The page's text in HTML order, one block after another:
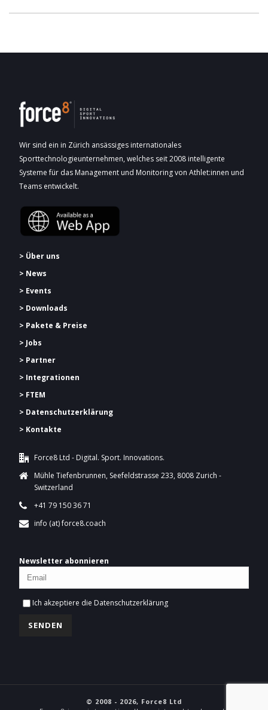
Wir sind ein in Zürich ansässiges internationales
Sporttechnologieunternehmen, welches seit 2008 intelligente
Systeme für das Management und Monitoring von Athlet:innen und
Teams entwickelt.
> Über uns
> News
> Events
> Downloads
> Pakete & Preise
> Jobs
> Partner
> Integrationen
> FTEM
> Datenschutzerklärung
> Kontakte
Force8 Ltd - Digital. Sport. Innovations.
Mühle Tiefenbrunnen, Seefeldstrasse 233, 8008 Zurich -
Switzerland
+41 79 150 36 71
info (at) force8.coach
Newsletter abonnieren
Ich akzeptiere die Datenschutzerklärung
© 2008 - 2026, Force8 Ltd